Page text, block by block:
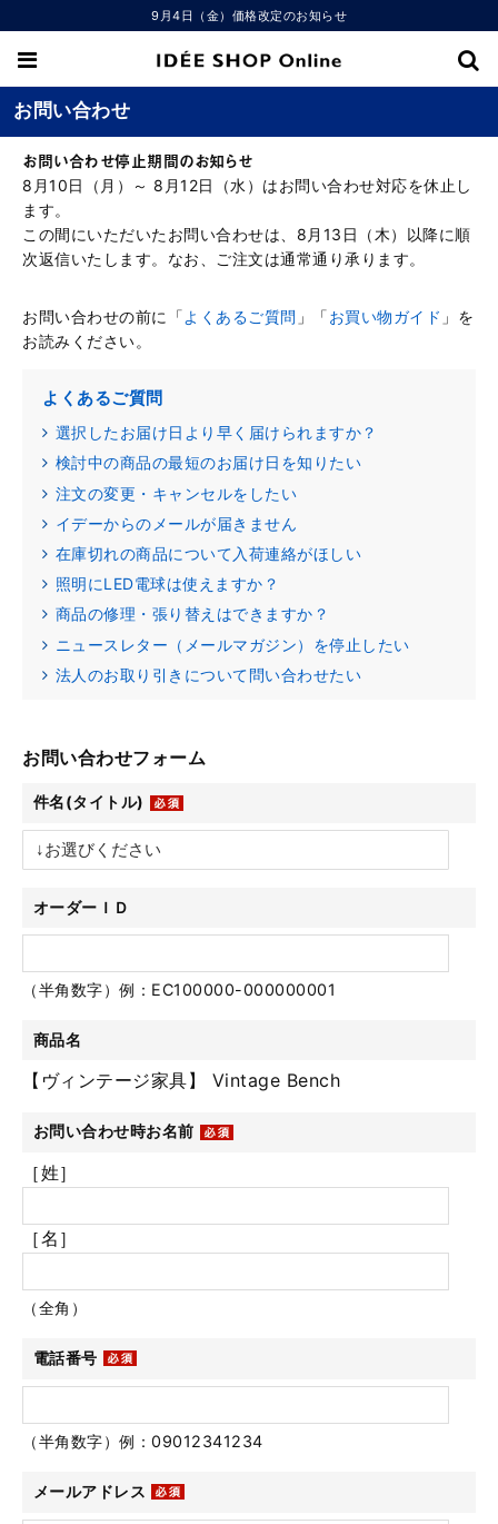
9月4日（金）価格改定のお知らせ
お問い合わせ
お問い合わせ停止期間のお知らせ
8月10日（月）～ 8月12日（水）はお問い合わせ対応を休止し
ます。
この間にいただいたお問い合わせは、8月13日（木）以降に順
次返信いたします。なお、ご注文は通常通り承ります。
お問い合わせの前に「よくあるご質問 」「お買い物ガイド 」を
お読みください。
よくあるご質問
選択したお届け日より早く届けられますか？
検討中の商品の最短のお届け日を知りたい
注文の変更・キャンセルをしたい
イデーからのメールが届きません
在庫切れの商品について入荷連絡がほしい
照明にLED電球は使えますか？
商品の修理・張り替えはできますか？
ニュースレター（メールマガジン）を停止したい
法人のお取り引きについて問い合わせたい
お問い合わせフォーム
件名(タイトル)
オーダーＩＤ
（半角数字）例：EC100000-000000001
商品名
【ヴィンテージ家具】 Vintage Bench
お問い合わせ時お名前
［姓］
［名］
（全角）
電話番号
（半角数字）例：09012341234
メールアドレス